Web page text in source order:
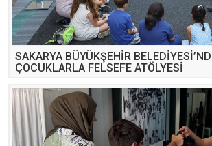
SAKARYA BÜYÜKŞEHİR
ÇOCUKLARLA FELSEFE ATÖLYESİ